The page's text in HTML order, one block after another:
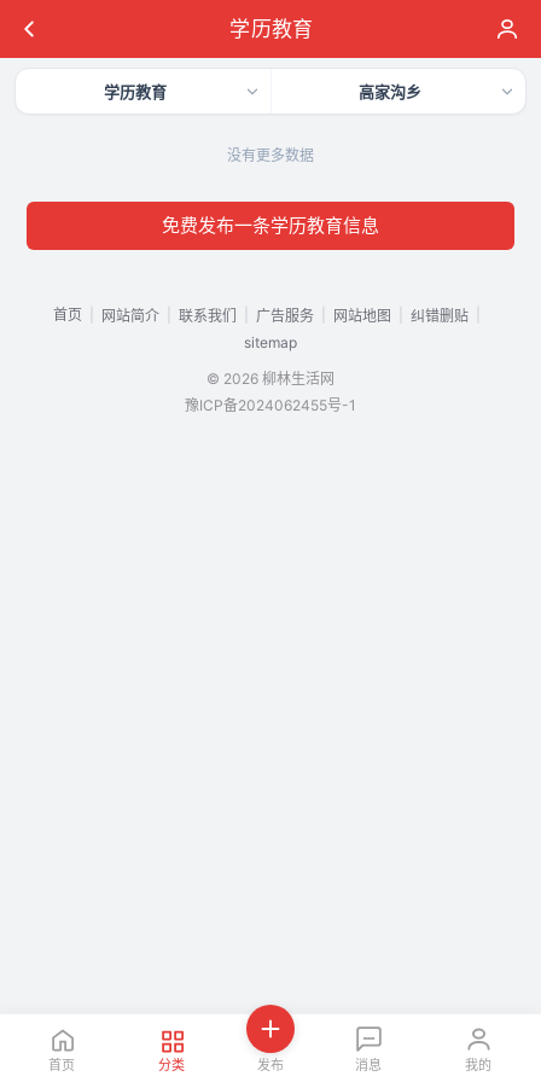
学历教育
学历教育 高家沟乡
没有更多数据
免费发布一条学历教育信息
首页 网站简介 联系我们 广告服务 网站地图 纠错删贴
sitemap
© 2026 柳林生活网
豫ICP备2024062455号-1
首页 分类 发布 消息 我的